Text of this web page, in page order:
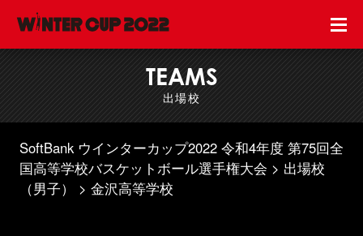
TEAMS
出場校
SoftBank ウインターカップ2022 令和4年度 第75回全
国高等学校バスケットボール選手権大会
出場校
（男子）
金沢高等学校